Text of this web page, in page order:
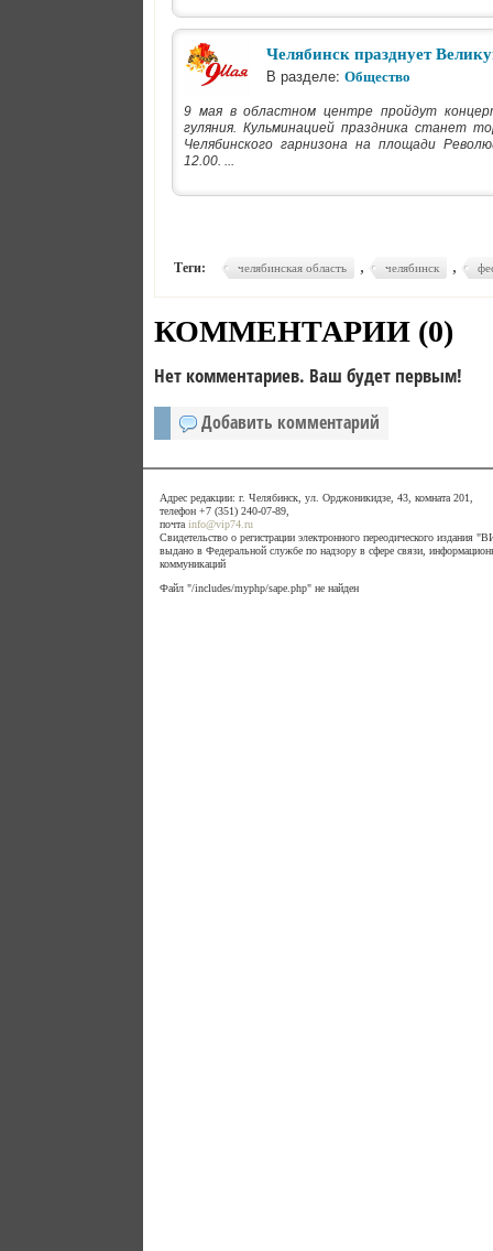
Челябинск празднует
В разделе: Общество
9 мая в областном центре пройдут
гуляния. Кульминацией праздника станет
Челябинского гарнизона на площади
12.00. ...
Теги: челябинская область , челябинск ,
КОММЕНТАРИИ (0)
Нет комментариев. Ваш будет первым!
Добавить комментарий
Адрес редакции: г. Челябинск, ул. Орджоникидзе, 43, комната 201,
телефон +7 (351) 240-07-89,
почта info@vip74.ru
Свидетельство о регистрации электронного переодического
выдано в Федеральной службе по надзору в сфере связи,
коммуникаций
Файл "/includes/myphp/sape.php" не найден